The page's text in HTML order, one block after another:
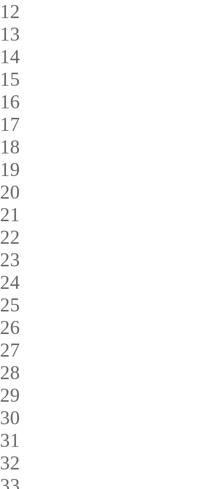
12
13
14
15
16
17
18
19
20
21
22
23
24
25
26
27
28
29
30
31
32